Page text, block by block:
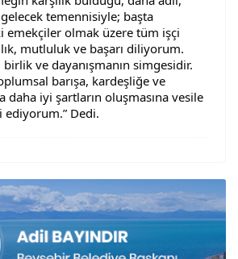
temennisiyle; başta
emekçiler olmak üzere tüm işçi
mutluluk ve başarı diliyorum.
ve dayanışmanın simgesidir.
barışa, kardeşliğe ve
daha iyi şartların oluşmasına vesile
ediyorum.” Dedi.